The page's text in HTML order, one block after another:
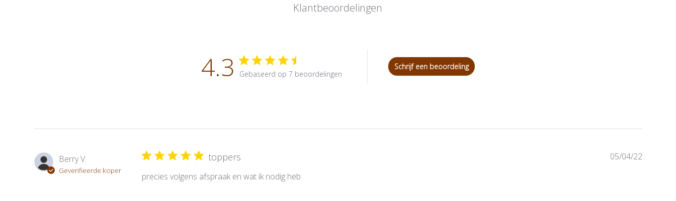
Klantbeoordelingen
4.3 Gebaseerd op 7 beoordelingen
Schrijf een beoordeling
Berry V.
Geverifieerde koper
toppers
precies volgens afspraak en wat ik nodig heb
P
05/04/22